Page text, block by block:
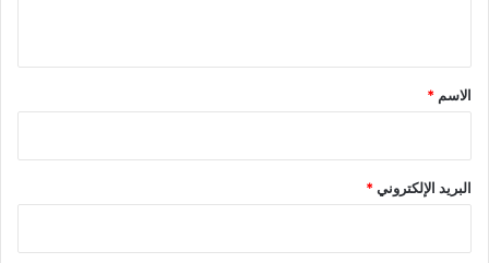
*
الاسم *
البريد الإلكتروني*